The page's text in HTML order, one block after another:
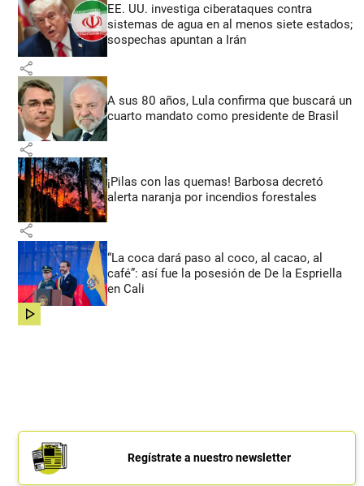
EE. UU. investiga ciberataques contra
sistemas de agua en al menos siete estados;
sospechas apuntan a Irán
share
A sus 80 años, Lula confirma que buscará un
cuarto mandato como presidente de Brasil
share
¡Pilas con las quemas! Barbosa decretó
alerta naranja por incendios forestales
share
“La coca dará paso al coco, al cacao, al
café”: así fue la posesión de De la Espriella
en Cali
share
Regístrate a nuestro newsletter